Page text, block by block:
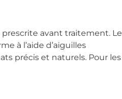
avant traitement. Le
à l’aide d’aiguilles
précis et naturels. Pour les